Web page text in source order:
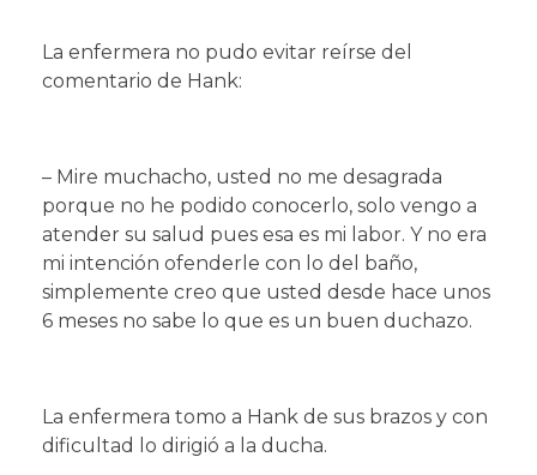
La enfermera no pudo evitar reírse del
comentario de Hank:
– Mire muchacho, usted no me desagrada
porque no he podido conocerlo, solo vengo a
atender su salud pues esa es mi labor. Y no era
mi intención ofenderle con lo del baño,
simplemente creo que usted desde hace unos
6 meses no sabe lo que es un buen duchazo.
La enfermera tomo a Hank de sus brazos y con
dificultad lo dirigió a la ducha.